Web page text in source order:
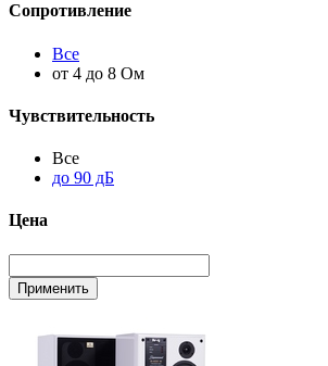
Сопротивление
Все
от 4 до 8 Ом
Чувствительность
Все
до 90 дБ
Цена